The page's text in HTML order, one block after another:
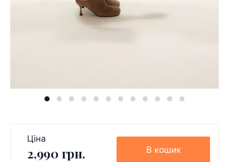
Ціна
2,990 грн. В кошик